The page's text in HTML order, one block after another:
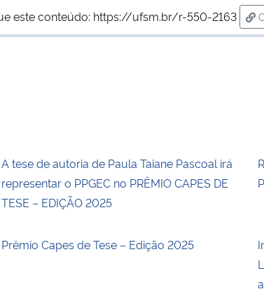
este conteúdo: https://ufsm.br/r-550-2163
A tese de autoria de Paula Taiane Pascoal irá
representar o PPGEC no PRÊMIO CAPES DE
TESE – EDIÇÃO 2025
Prêmio Capes de Tese – Edição 2025